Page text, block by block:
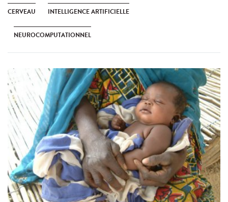
CERVEAU INTELLIGENCE ARTIFICIELLE
NEUROCOMPUTATIONNEL